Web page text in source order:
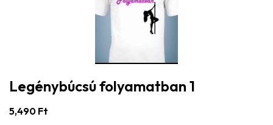
Legénybúcsú folyamatban 1
5,490 Ft